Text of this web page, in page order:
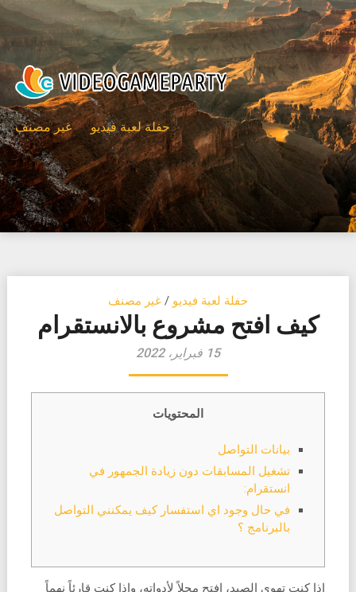
Skip
to
content
حفلة لعبة فيديو غير مصنف
حفلة لعبة فيديو / غير مصنف
كيف افتح مشروع بالانستقرام
15 فبراير، 2022
المحتويات
بيانات التواصل
تشغيل المسابقات دون زيادة الجمهور في
انستقرام:
في حال وجود اي استفسار كيف يمكنني التواصل
بالبرنامج ؟
إذا كنت تهوى الصيد، افتح محلاً لأدواته، وإذا كنت قارئاً نهماً